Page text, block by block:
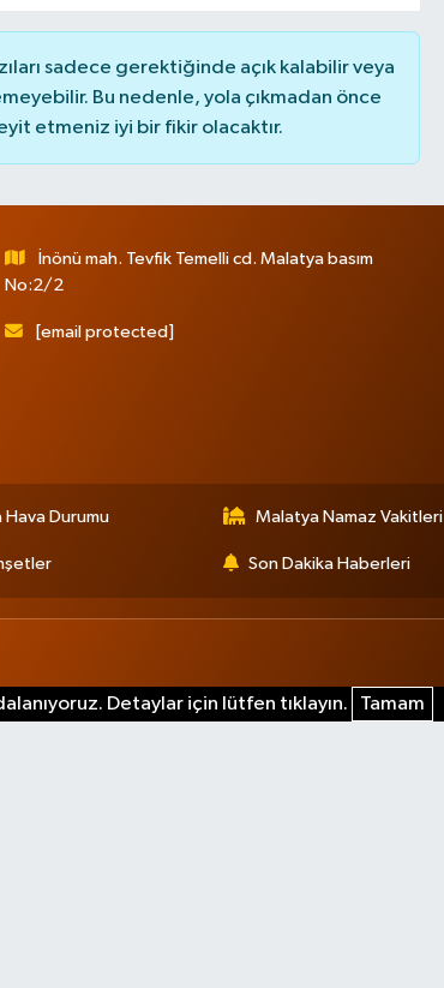
sadece gerektiğinde açık kalabilir veya
Bu nedenle, yola çıkmadan önce
etmeniz iyi bir fikir olacaktır.
İnönü mah. Tevfik Temelli cd. Malatya basım
No:2/2
[email protected]
Durumu Malatya Namaz Vakitleri
Son Dakika Haberleri
Detaylar için lütfen tıklayın. Tamam